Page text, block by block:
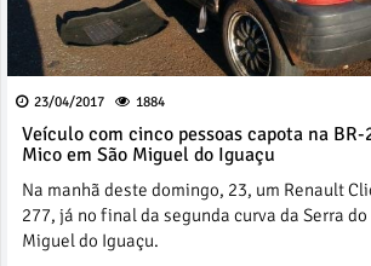
23/04/2017 1884
Veículo com cinco pessoas capota na BR-
Mico em São Miguel do Iguaçu
Na manhã deste domingo, 23, um Renault
277, já no final da segunda curva da Serra do
Miguel do Iguaçu.